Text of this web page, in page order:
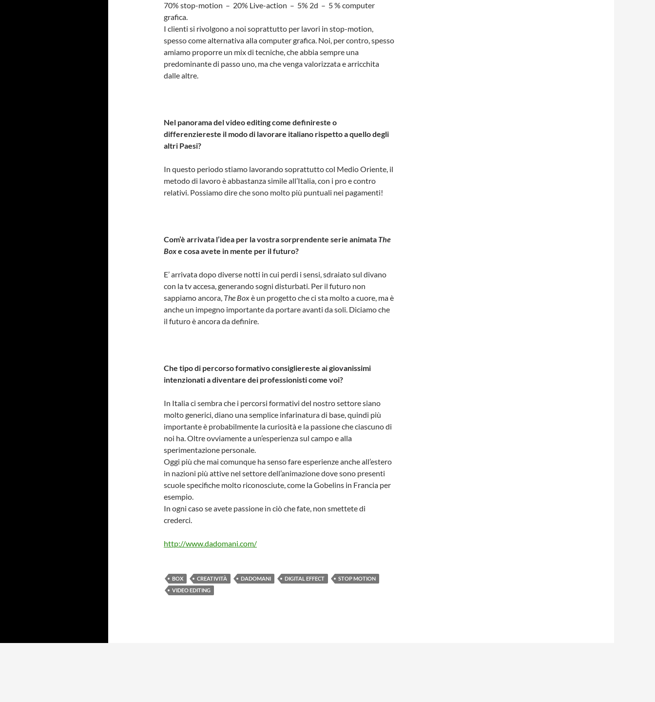
70% stop-motion – 20% Live-action – 5% 2d – 5 % computer
grafica.
I clienti si rivolgono a noi soprattutto per lavori in stop-motion,
spesso come alternativa alla computer grafica. Noi, per contro, spesso
amiamo proporre un mix di tecniche, che abbia sempre una
predominante di passo uno, ma che venga valorizzata e arricchita
dalle altre.
Nel panorama del video editing come definireste o
differenziereste il modo di lavorare italiano rispetto a quello degli
altri Paesi?
In questo periodo stiamo lavorando soprattutto col Medio Oriente, il
metodo di lavoro è abbastanza simile all’Italia, con i pro e contro
relativi. Possiamo dire che sono molto più puntuali nei pagamenti!
Com’è arrivata l’idea per la vostra sorprendente serie animata The
Boxe cosa avete in mente per il futuro?
E’ arrivata dopo diverse notti in cui perdi i sensi, sdraiato sul divano
con la tv accesa, generando sogni disturbati. Per il futuro non
sappiamo ancora, The Boxè un progetto che ci sta molto a cuore, ma è
anche un impegno importante da portare avanti da soli. Diciamo che
il futuro è ancora da definire.
Che tipo di percorso formativo consigliereste ai giovanissimi
intenzionati a diventare dei professionisti come voi?
In Italia ci sembra che i percorsi formativi del nostro settore siano
molto generici, diano una semplice infarinatura di base, quindi più
importante è probabilmente la curiosità e la passione che ciascuno di
noi ha. Oltre ovviamente a un’esperienza sul campo e alla
sperimentazione personale.
Oggi più che mai comunque ha senso fare esperienze anche all’estero
in nazioni più attive nel settore dell’animazione dove sono presenti
scuole specifiche molto riconosciute, come la Gobelins in Francia per
esempio.
In ogni caso se avete passione in ciò che fate, non smettete di
crederci.
http://www.dadomani.com/
BOX CREATIVITÀ DADOMANI DIGITAL EFFECT
STOP MOTION
VIDEO EDITING